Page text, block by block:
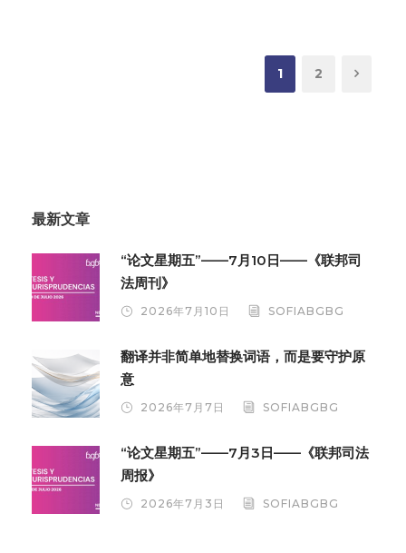
1 2
最新文章
“论文星期五”——7月10日——《联邦司
法周刊》
2026年7月10日 SOFIABGBG
翻译并非简单地替换词语，而是要守护原
意
2026年7月7日 SOFIABGBG
“论文星期五”——7月3日——《联邦司法
周报》
2026年7月3日 SOFIABGBG